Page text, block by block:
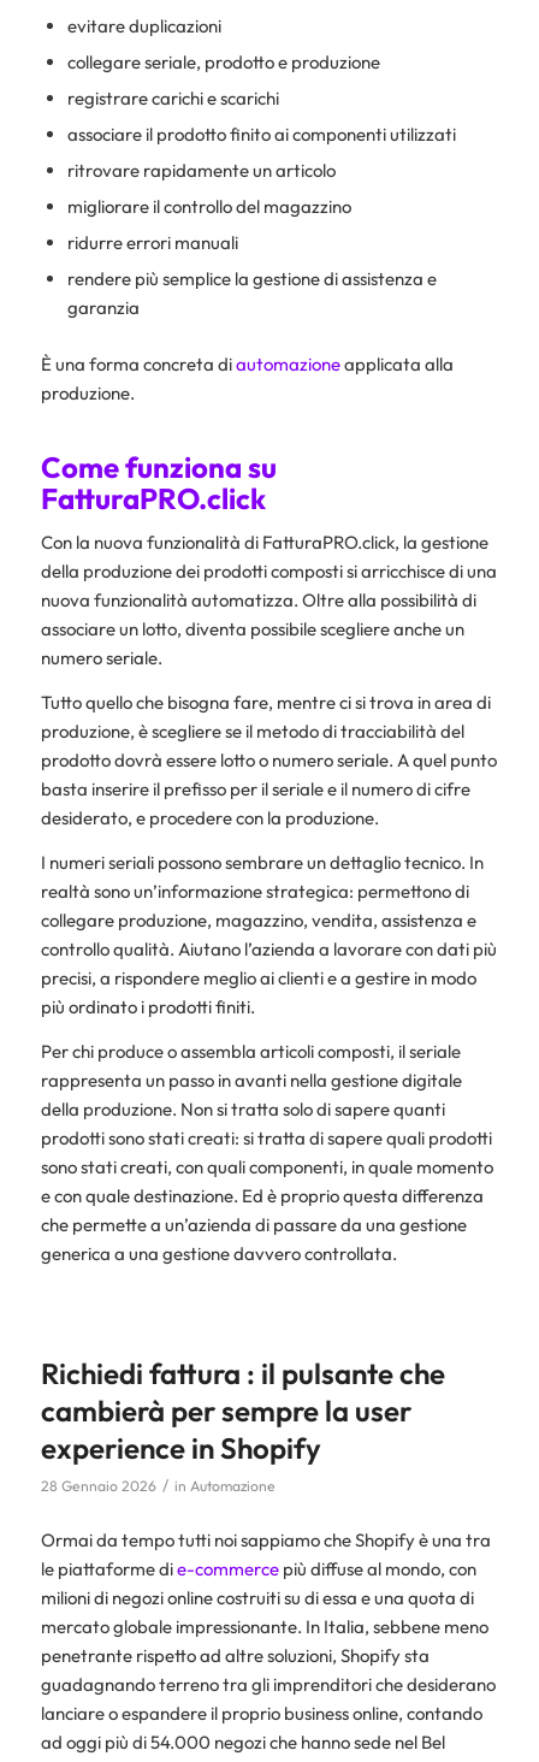
evitare duplicazioni
collegare seriale, prodotto e produzione
registrare carichi e scarichi
associare il prodotto finito ai componenti utilizzati
ritrovare rapidamente un articolo
migliorare il controllo del magazzino
ridurre errori manuali
rendere più semplice la gestione di assistenza e
garanzia
È una forma concreta diautomazioneapplicata alla
produzione.
Come funziona su
FatturaPRO.click
Con la nuova funzionalità di FatturaPRO.click, la gestione
della produzione dei prodotti composti si arricchisce di una
nuova funzionalità automatizza. Oltre alla possibilità di
associare un lotto, diventa possibile scegliere anche un
numero seriale.
Tutto quello che bisogna fare, mentre ci si trova in area di
produzione, è scegliere se il metodo di tracciabilità del
prodotto dovrà essere lotto o numero seriale. A quel punto
basta inserire il prefisso per il seriale e il numero di cifre
desiderato, e procedere con la produzione.
I numeri seriali possono sembrare un dettaglio tecnico. In
realtà sono un’informazione strategica: permettono di
collegare produzione, magazzino, vendita, assistenza e
controllo qualità. Aiutano l’azienda a lavorare con dati più
precisi, a rispondere meglio ai clienti e a gestire in modo
più ordinato i prodotti finiti.
Per chi produce o assembla articoli composti, il seriale
rappresenta un passo in avanti nella gestione digitale
della produzione. Non si tratta solo di sapere quanti
prodotti sono stati creati: si tratta di sapere quali prodotti
sono stati creati, con quali componenti, in quale momento
e con quale destinazione. Ed è proprio questa differenza
che permette a un’azienda di passare da una gestione
generica a una gestione davvero controllata.
Richiedi fattura : il pulsante che
cambierà per sempre la user
experience in Shopify
28 Gennaio 2026 / in Automazione
Ormai da tempo tutti noi sappiamo che Shopify è una tra
le piattaforme die-commercepiù diffuse al mondo, con
milioni di negozi online costruiti su di essa e una quota di
mercato globale impressionante. In Italia, sebbene meno
penetrante rispetto ad altre soluzioni, Shopify sta
guadagnando terreno tra gli imprenditori che desiderano
lanciare o espandere il proprio business online, contando
ad oggi più di 54.000 negozi che hanno sede nel Bel